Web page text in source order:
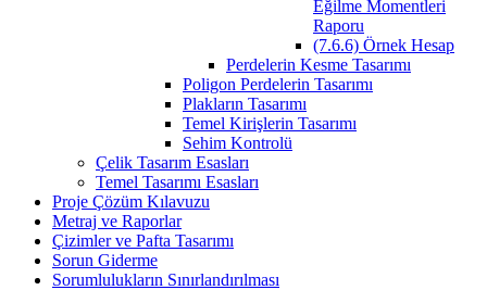
Eğilme Momentleri
Raporu
(7.6.6) Örnek Hesap
Perdelerin Kesme Tasarımı
Poligon Perdelerin Tasarımı
Plakların Tasarımı
Temel Kirişlerin Tasarımı
Sehim Kontrolü
Çelik Tasarım Esasları
Temel Tasarımı Esasları
Proje Çözüm Kılavuzu
Metraj ve Raporlar
Çizimler ve Pafta Tasarımı
Sorun Giderme
Sorumlulukların Sınırlandırılması